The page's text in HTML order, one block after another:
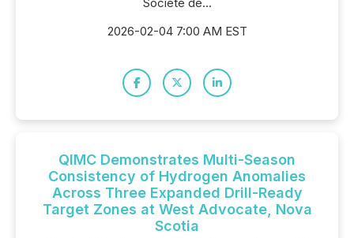
2026-02-04 7:00 AM EST
QIMC Demonstrates Multi-Season
Consistency of Hydrogen Anomalies
Across Three Expanded Drill-Ready
Target Zones at West Advocate, Nova
Scotia